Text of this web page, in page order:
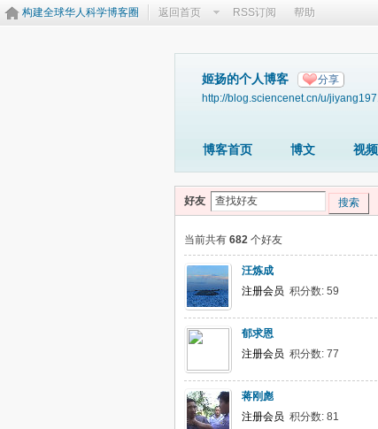
构建全球华人科学博客圈 返回首页 RSS订阅 帮助
姬扬的个人博客 分享
http://blog.sciencenet.cn/u/
博客首页 博文 视频
好友 搜索
当前共有 682 个好友
汪炼成
注册会员 积分数: 59
郁求恩
注册会员 积分数: 77
蒋刚彪
注册会员 积分数: 81